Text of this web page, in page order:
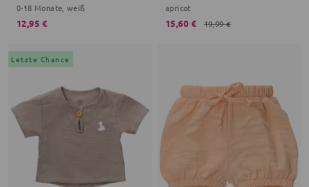
0-18 Monate, weiß
12,95 €
apricot
15,60 € 19,99 €
Letzte Chance